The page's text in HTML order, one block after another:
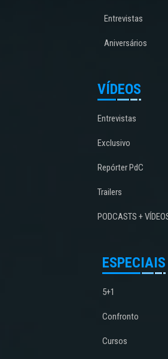
Entrevistas
Aniversários
VÍDEOS
Entrevistas
Exclusivo
Repórter PdC
Trailers
PODCASTS +
ESPECIAIS
5+1
Confronto
Cursos